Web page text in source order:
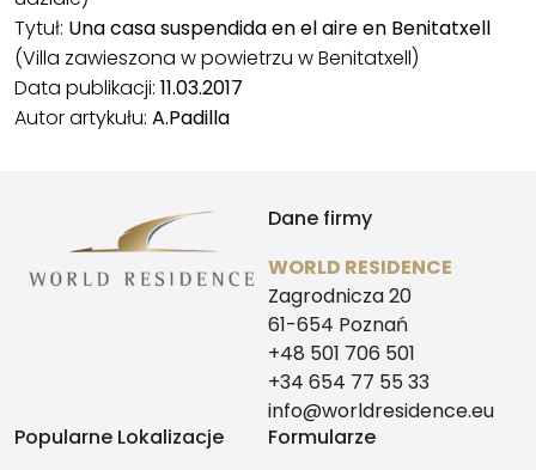
Tytuł: Una casa suspendida en el aire en Benitatxell
(Villa zawieszona w powietrzu w Benitatxell)
Data publikacji: 11.03.2017
Autor artykułu: A.Padilla
Dane firmy
WORLD RESIDENCE
Zagrodnicza 20
61-654 Poznań
+48 501 706 501
+34 654 77 55 33
info@worldresidence.eu
Popularne Lokalizacje
Formularze